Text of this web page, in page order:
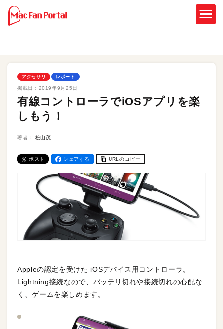
アクセサリ レポート
掲載日： 2019年9月25日
有線コントローラでiOSアプリを楽
しもう！
著者： 松山茂
ポスト シェアする URLのコピー
Appleの認定を受けた iOSデバイス用コントローラ。
Lightning接続なので、バッテリ切れや接続切れの心配な
く、ゲームを楽しめます。